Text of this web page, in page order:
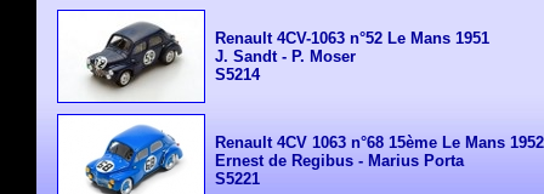
Renault 4CV-1063 n°52 Le Mans 1951
J. Sandt - P. Moser
S5214
Renault 4CV 1063 n°68 15ème Le Mans 1952
Ernest de Regibus - Marius Porta
S5221